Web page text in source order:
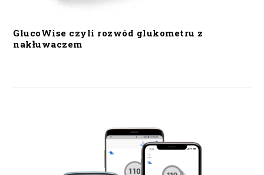
GlucoWise czyli rozwód glukometru z
nakłuwaczem